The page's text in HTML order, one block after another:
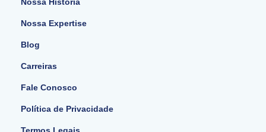
Nossa Expertise
Blog
Carreiras
Fale Conosco
Política de Privacidade